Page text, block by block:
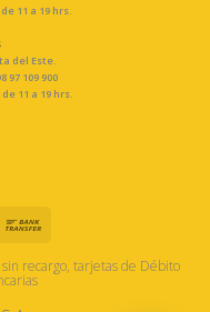
11 a 19 hrs.
del Este.
97 109 900
11 a 19 hrs.
recargo, tarjetas de Débito